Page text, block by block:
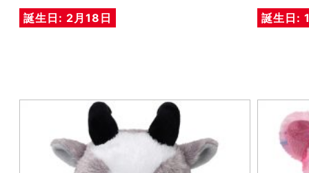
誕生日: 2月18日 誕生日: